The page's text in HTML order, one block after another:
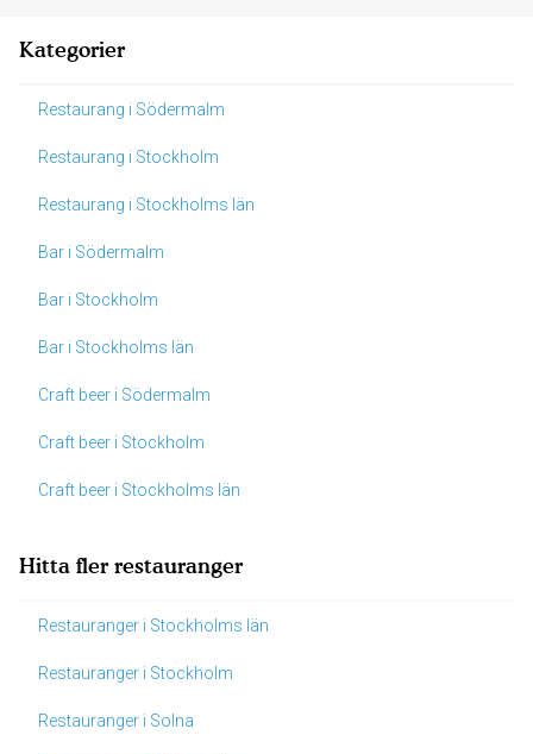
Kategorier
Restaurang i Södermalm
Restaurang i Stockholm
Restaurang i Stockholms län
Bar i Södermalm
Bar i Stockholm
Bar i Stockholms län
Craft beer i Södermalm
Craft beer i Stockholm
Craft beer i Stockholms län
Hitta fler restauranger
Restauranger i Stockholms län
Restauranger i Stockholm
Restauranger i Solna